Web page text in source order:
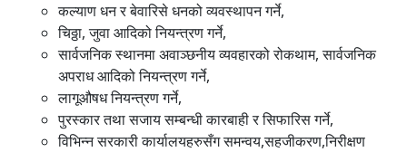
कल्याण धन र बेवारिसे धनको व्यवस्थापन गर्ने,
चिठ्ठा, जुवा आदिको नियन्त्रण गर्ने,
सार्वजनिक स्थानमा अवाञ्छनीय व्यवहारको रोकथाम, सार्वजनिक
अपराध आदिको नियन्त्रण गर्ने,
लागूऔषध नियन्त्रण गर्ने,
पुरस्कार तथा सजाय सम्बन्धी कारबाही र सिफारिस गर्ने,
विभिन्न सरकारी कार्यालयहरुसँग समन्वय,सहजीकरण,निरीक्षण